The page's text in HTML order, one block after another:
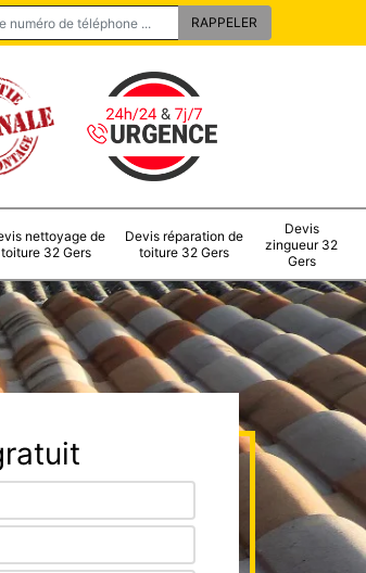
nettoyage de
toiture 32 Gers
Devis réparation de
toiture 32 Gers
Devis
zingueur 32
Gers